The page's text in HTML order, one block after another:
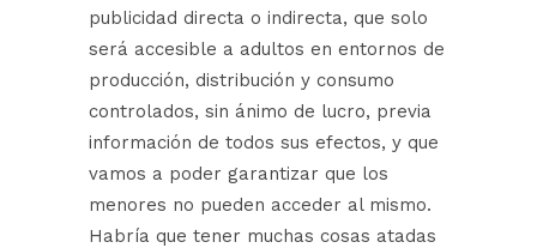
publicidad directa o indirecta, que solo
será accesible a adultos en entornos de
producción, distribución y consumo
controlados, sin ánimo de lucro, previa
información de todos sus efectos, y que
vamos a poder garantizar que los
menores no pueden acceder al mismo.
Habría que tener muchas cosas atadas